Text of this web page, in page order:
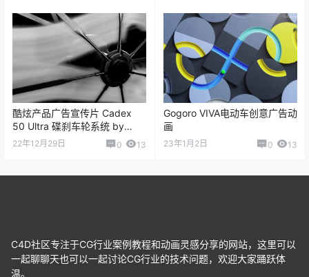
酷炫产品广告宣传片 Cadex
50 Ultra 碟刹车轮系统 by
COMPUTERFACE
22年12月29日 0 13
Gogoro VIVA电动车创意广告动
画
23年1月2日 0 13
C4D社区专注于CG行业案例教程和动画灵感分享的网站，这里可以
一起聊聊天也可以一起讨论CG行业的技术问题，欢迎大家踊跃体
温。